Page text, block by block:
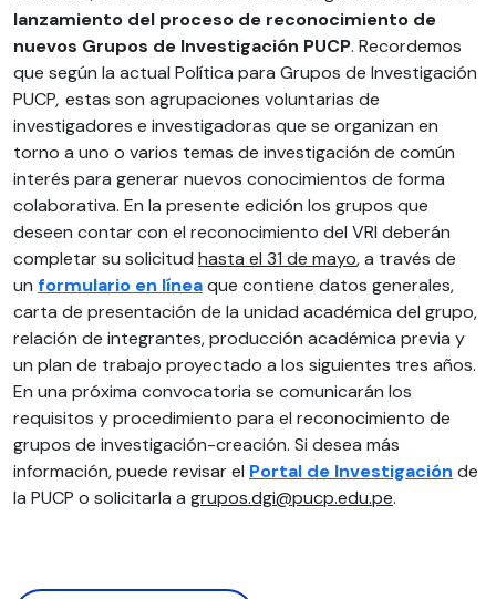
lanzamiento del proceso de reconocimiento de
nuevos Grupos de Investigación PUCP. Recordemos
que según la actual Política para Grupos de Investigación
PUCP, estas son agrupaciones voluntarias de
investigadores e investigadoras que se organizan en
torno a uno o varios temas de investigación de común
interés para generar nuevos conocimientos de forma
colaborativa. En la presente edición los grupos que
deseen contar con el reconocimiento del VRI deberán
completar su solicitud hasta el 31 de mayo, a través de
un formulario en líneaque contiene datos generales,
carta de presentación de la unidad académica del grupo,
relación de integrantes, producción académica previa y
un plan de trabajo proyectado a los siguientes tres años.
En una próxima convocatoria se comunicarán los
requisitos y procedimiento para el reconocimiento de
grupos de investigación-creación. Si desea más
información, puede revisar el Portal de Investigación de
la PUCP o solicitarla a grupos.dgi@pucp.edu.pe.